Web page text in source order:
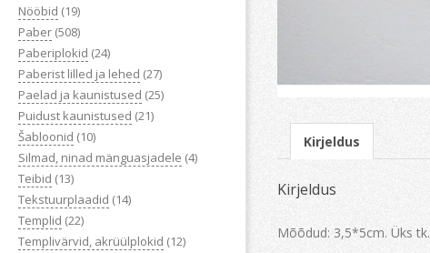
Nööbid (19)
Paber (508)
Paberiplokid (24)
Paberist lilled ja lehed (27)
Paelad ja kaunistused (25)
Puidust kaunistused (21)
Šabloonid (10)
Silmad, ninad mänguasjadele (4)
Teibid (13)
Tekstuurplaadid (14)
Templid (22)
Templivärvid, akrüülplokid (12)
Kirjeldus
Kirjeldus
Mõõdud: 3,5*5cm. Üks tk.